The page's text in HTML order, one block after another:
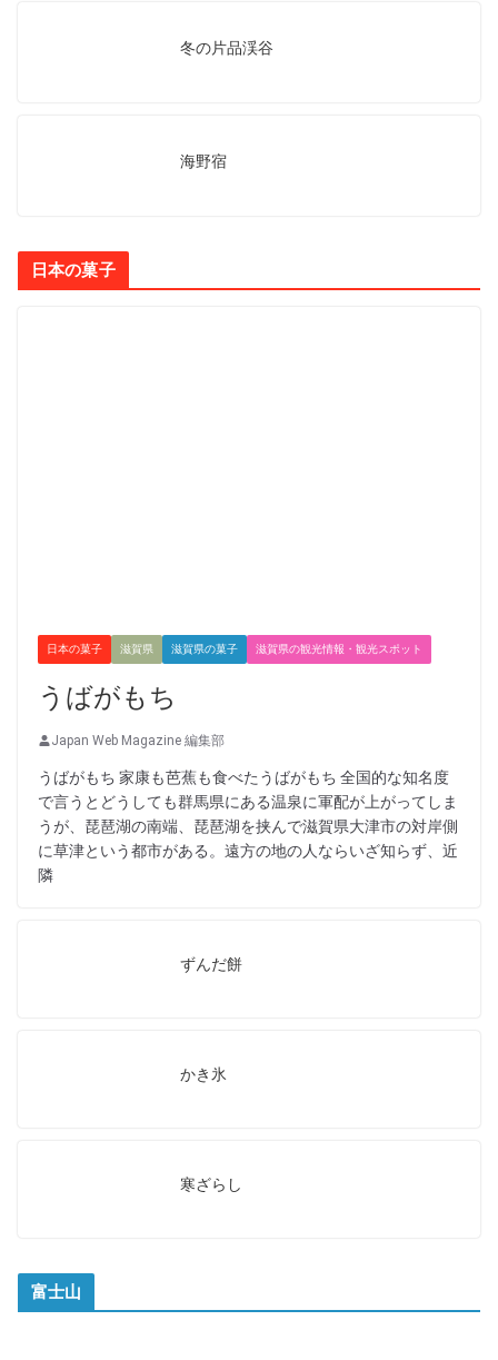
冬の片品渓谷
海野宿
日本の菓子
日本の菓子 滋賀県 滋賀県の菓子 滋賀県の観光情報・観光スポット
うばがもち
Japan Web Magazine 編集部
うばがもち 家康も芭蕉も食べたうばがもち 全国的な知名度
で言うとどうしても群馬県にある温泉に軍配が上がってしま
うが、琵琶湖の南端、琵琶湖を挟んで滋賀県大津市の対岸側
に草津という都市がある。遠方の地の人ならいざ知らず、近
隣
ずんだ餅
かき氷
寒ざらし
富士山